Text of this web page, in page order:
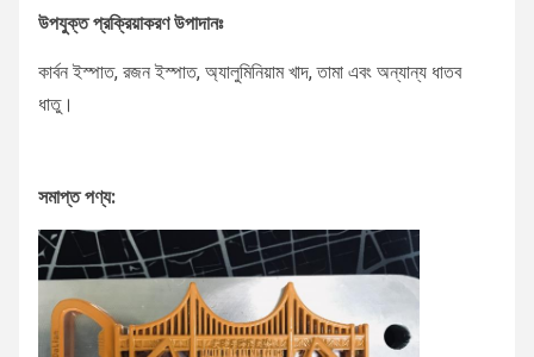
উপযুক্ত প্রক্রিয়াকরণ উপাদানঃ
কার্বন ইস্পাত, রজন ইস্পাত, অ্যালুমিনিয়াম খাদ, তামা এবং অন্যান্য ধাতব
ধাতু।
সমাপ্ত পণ্য: